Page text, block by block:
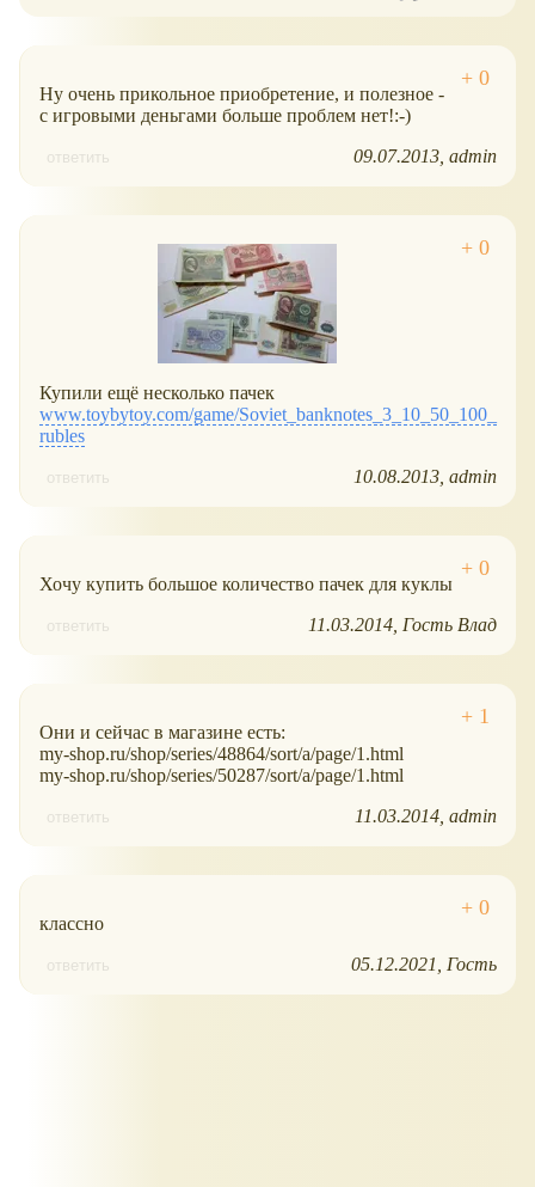
Ну очень прикольное приобретение, и полезное -
с игровыми деньгами больше проблем нет!:-)
ответить 09.07.2013 admin
Купили ещё несколько пачек
www.toybytoy.com/game/Soviet_banknotes_3_10_50_100_
rubles
ответить 10.08.2013 admin
Хочу купить большое количество пачек для куклы
ответить 11.03.2014 Гость Влад
Они и сейчас в магазине есть:
my-shop.ru/shop/series/48864/sort/a/page/1.html
my-shop.ru/shop/series/50287/sort/a/page/1.html
ответить 11.03.2014 admin
классно
ответить 05.12.2021 Гость